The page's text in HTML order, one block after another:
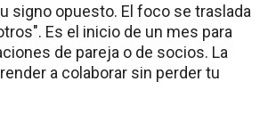
signo opuesto. El foco se traslada
Es el inicio de un mes para
de pareja o de socios. La
a colaborar sin perder tu